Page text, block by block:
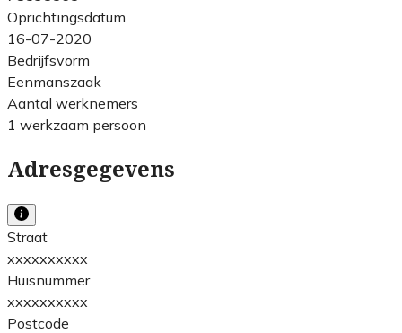
Oprichtingsdatum
16-07-2020
Bedrijfsvorm
Eenmanszaak
Aantal werknemers
1 werkzaam persoon
Adresgegevens
Straat
xxxxxxxxxx
Huisnummer
xxxxxxxxxx
Postcode